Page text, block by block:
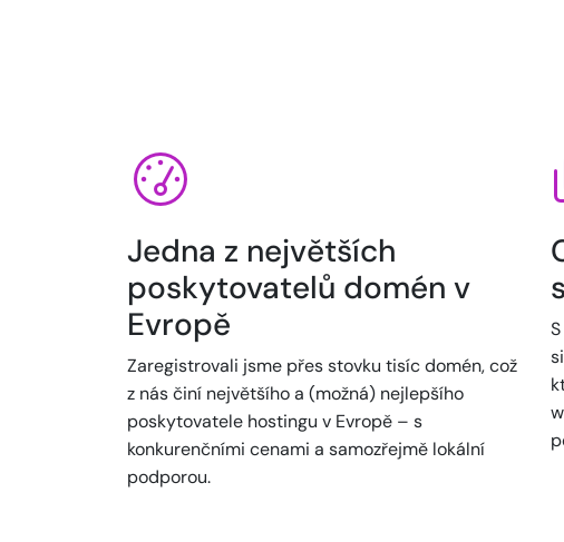
Jedna z největších
poskytovatelů domén v
Evropě
Zaregistrovali jsme přes stovku tisíc domén, což
z nás činí největšího a (možná) nejlepšího
poskytovatele hostingu v Evropě – s
konkurenčními cenami a samozřejmě lokální
podporou.